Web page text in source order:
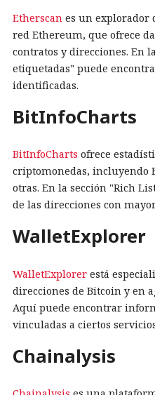
Etherscan es un explorador
red Ethereum, que ofrece
contratos y direcciones. En
etiquetadas" puede
identificadas.
BitInfoCharts
BitInfoCharts ofrece
criptomonedas, incluyendo
otras. En la sección "Rich
de las direcciones con
WalletExplorer
WalletExplorer está
direcciones de Bitcoin y en
Aquí puede encontrar
vinculadas a ciertos
Chainalysis